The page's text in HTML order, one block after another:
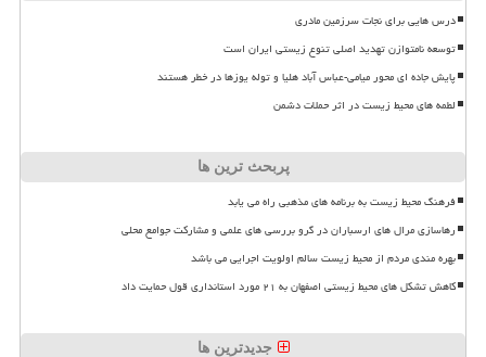
درس هایی برای نجات سرزمین مادری
توسعه نامتوازن تهدید اصلی تنوع زیستی ایران است
پایش جاده ای محور میامی-عباس آباد هلیا و توله یوزها در خطر هستند
لطمه های محیط زیست در اثر حملات دشمن
پربحث ترین ها
فرهنگ محیط زیست به برنامه های مذهبی راه می یابد
رهاسازی مرال های ارسباران در گرو بررسی های علمی و مشارکت جوامع محلی
بهره مندی مردم از محیط زیست سالم اولویت اجرایی می باشد
کاهش تشکل های محیط زیستی اصفهان به ۲۱ مورد استانداری قول حمایت داد
جدیدترین ها